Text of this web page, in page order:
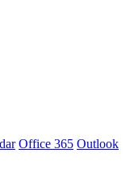
Office 365 Outlook